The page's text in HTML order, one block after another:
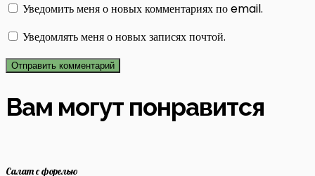
Уведомить меня о новых комментариях по email.
Уведомлять меня о новых записях почтой.
Вам могут понравится
Салат с форелью